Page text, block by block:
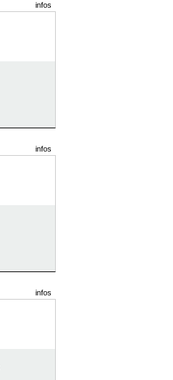
infos
infos
infos